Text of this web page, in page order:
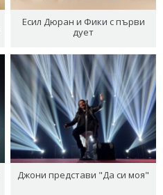
Есил Дюран и Фики с първи
дует
Джони представи "Да си моя"